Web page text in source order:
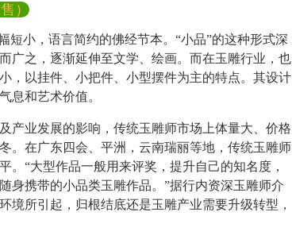
）
小，语言简约的佛经节本。“小品”的这种形式深
广之，逐渐延伸至文学、绘画。而在玉雕行业，也
，以挂件、小把件、小型摆件为主的特点。其设计
息和艺术价值。
业发展的影响，传统玉雕师市场上体量大、价格
。在广东四会、平洲，云南瑞丽等地，传统玉雕师
。“大型作品一般用来评奖，提升自己的知名度，
身携带的小品类玉雕作品。”据行内资深玉雕师介
境所引起，归根结底还是玉雕产业需要升级转型，